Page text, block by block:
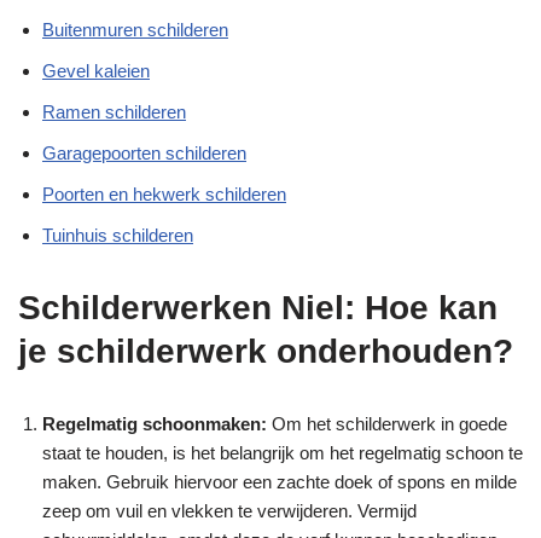
Buitenmuren schilderen
Gevel kaleien
Ramen schilderen
Garagepoorten schilderen
Poorten en hekwerk schilderen
Tuinhuis schilderen
Schilderwerken Niel: Hoe kan
je schilderwerk onderhouden?
Regelmatig schoonmaken: Om het schilderwerk in goede
staat te houden, is het belangrijk om het regelmatig schoon te
maken. Gebruik hiervoor een zachte doek of spons en milde
zeep om vuil en vlekken te verwijderen. Vermijd